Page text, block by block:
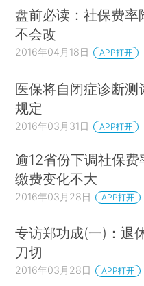
盘前必读：社保费率
不会改
2016年04月18日 APP打开
医保将自闭症诊断
规定
2016年03月31日 APP打开
逾12省份下调社保费
缴费变化不大
2016年03月28日 APP打开
专访郑功成(一)：退
刀切
2016年03月28日 APP打开